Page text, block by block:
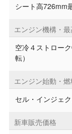
シート高726mm
エンジン機構・
空冷４ストロー
転）
エンジン始動・
セル・インジェ
新車販売価格